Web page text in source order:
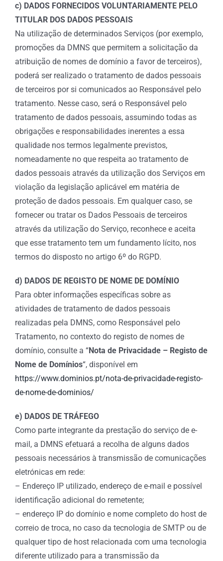
c) DADOS FORNECIDOS VOLUNTARIAMENTE PELO
TITULAR DOS DADOS PESSOAIS
Na utilização de determinados Serviços (por exemplo,
promoções da DMNS que permitem a solicitação da
atribuição de nomes de domínio a favor de terceiros),
poderá ser realizado o tratamento de dados pessoais
de terceiros por si comunicados ao Responsável pelo
tratamento. Nesse caso, será o Responsável pelo
tratamento de dados pessoais, assumindo todas as
obrigações e responsabilidades inerentes a essa
qualidade nos termos legalmente previstos,
nomeadamente no que respeita ao tratamento de
dados pessoais através da utilização dos Serviços em
violação da legislação aplicável em matéria de
proteção de dados pessoais. Em qualquer caso, se
fornecer ou tratar os Dados Pessoais de terceiros
através da utilização do Serviço, reconhece e aceita
que esse tratamento tem um fundamento lícito, nos
termos do disposto no artigo 6º do RGPD.
d) DADOS DE REGISTO DE NOME DE DOMÍNIO
Para obter informações específicas sobre as
atividades de tratamento de dados pessoais
realizadas pela DMNS, como Responsável pelo
Tratamento, no contexto do registo de nomes de
domínio, consulte a “Nota de Privacidade – Registo de
Nome de Domínios“, disponível em
https://www.dominios.pt/nota-de-privacidade-registo-
de-nome-de-dominios/
e) DADOS DE TRÁFEGO
Como parte integrante da prestação do serviço de e-
mail, a DMNS efetuará a recolha de alguns dados
pessoais necessários à transmissão de comunicações
eletrónicas em rede:
– Endereço IP utilizado, endereço de e-mail e possível
identificação adicional do remetente;
– endereço IP do domínio e nome completo do host de
correio de troca, no caso da tecnologia de SMTP ou de
qualquer tipo de host relacionada com uma tecnologia
diferente utilizado para a transmissão da